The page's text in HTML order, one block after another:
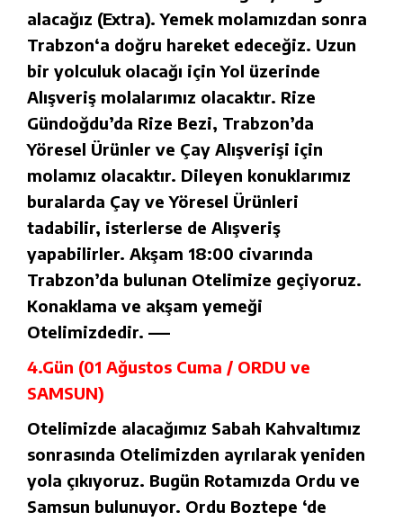
alacağız (Extra). Yemek molamızdan sonra
Trabzon‘a doğru hareket edeceğiz. Uzun
bir yolculuk olacağı için Yol üzerinde
Alışveriş molalarımız olacaktır. Rize
Gündoğdu’da Rize Bezi, Trabzon’da
Yöresel Ürünler ve Çay Alışverişi için
molamız olacaktır. Dileyen konuklarımız
buralarda Çay ve Yöresel Ürünleri
tadabilir, isterlerse de Alışveriş
yapabilirler. Akşam 18:00 civarında
Trabzon’da bulunan Otelimize geçiyoruz.
Konaklama ve akşam yemeği
Otelimizdedir. —–
4.Gün (01 Ağustos Cuma / ORDU ve
SAMSUN)
Otelimizde alacağımız Sabah Kahvaltımız
sonrasında Otelimizden ayrılarak yeniden
yola çıkıyoruz. Bugün Rotamızda Ordu ve
Samsun bulunuyor. Ordu Boztepe ‘de